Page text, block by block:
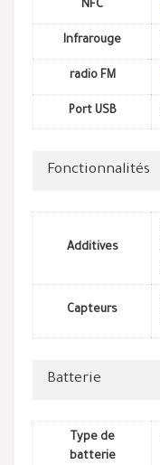
NFC
Infrarouge
radio FM
Port USB
Fonctionnalités
Additives
Capteurs
Batterie
Type de
batterie